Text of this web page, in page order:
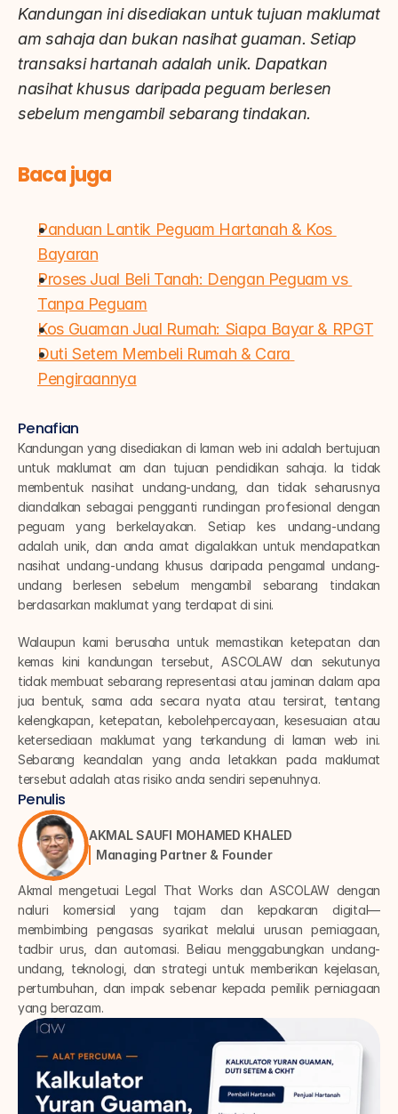
Kandungan ini disediakan untuk tujuan maklumat
am sahaja dan bukan nasihat guaman. Setiap
transaksi hartanah adalah unik. Dapatkan
nasihat khusus daripada peguam berlesen
sebelum mengambil sebarang tindakan.
Baca juga
Panduan Lantik Peguam Hartanah & Kos
Bayaran
Proses Jual Beli Tanah: Dengan Peguam vs
Tanpa Peguam
Kos Guaman Jual Rumah: Siapa Bayar & RPGT
Duti Setem Membeli Rumah & Cara
Pengiraannya
Penafian
Kandungan yang disediakan di laman web ini adalah bertujuan
untuk maklumat am dan tujuan pendidikan sahaja. Ia tidak
membentuk nasihat undang-undang, dan tidak seharusnya
diandalkan sebagai pengganti rundingan profesional dengan
peguam yang berkelayakan. Setiap kes undang-undang
adalah unik, dan anda amat digalakkan untuk mendapatkan
nasihat undang-undang khusus daripada pengamal undang-
undang berlesen sebelum mengambil sebarang tindakan
berdasarkan maklumat yang terdapat di sini.
Walaupun kami berusaha untuk memastikan ketepatan dan
kemas kini kandungan tersebut, ASCOLAW dan sekutunya
tidak membuat sebarang representasi atau jaminan dalam apa
jua bentuk, sama ada secara nyata atau tersirat, tentang
kelengkapan, ketepatan, kebolehpercayaan, kesesuaian atau
ketersediaan maklumat yang terkandung di laman web ini.
Sebarang keandalan yang anda letakkan pada maklumat
tersebut adalah atas risiko anda sendiri sepenuhnya.
Penulis
AKMAL SAUFI MOHAMED KHALED
Managing Partner & Founder
Akmal mengetuai Legal That Works dan ASCOLAW dengan
naluri komersial yang tajam dan kepakaran digital—
membimbing pengasas syarikat melalui urusan perniagaan,
tadbir urus, dan automasi. Beliau menggabungkan undang-
undang, teknologi, dan strategi untuk memberikan kejelasan,
pertumbuhan, dan impak sebenar kepada pemilik perniagaan
yang berazam.